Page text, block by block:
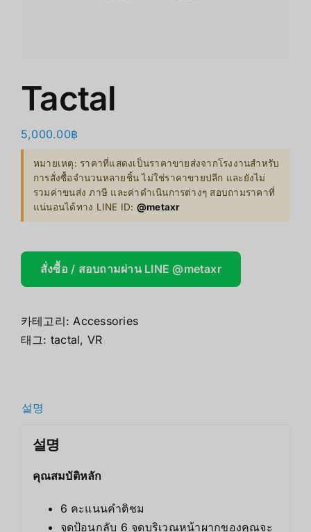
Tactal
5,000.00฿
หมายเหตุ: ราคาที่แสดงเป็นราคาขายส่งจากโรงงานสำหรับ
การสั่งซื้อจำนวนหลายชิ้น ไม่ใช่ราคาขายปลีก และยังไม่
รวมค่าขนส่ง ภาษี และค่าดำเนินการต่างๆ สอบถามราคาที่
แน่นอนได้ทาง LINE ID: @metaxr
สั่งซื้อ / สอบถามผ่าน LINE @metaxr
카테고리: Accessories
태그: tactal, VR
설명
설명
คุณสมบัติหลัก
6 คะแนนคำติชม
จุดป้อนกลับ 6 จุดบริเวณหน้าผากของคุณจะ